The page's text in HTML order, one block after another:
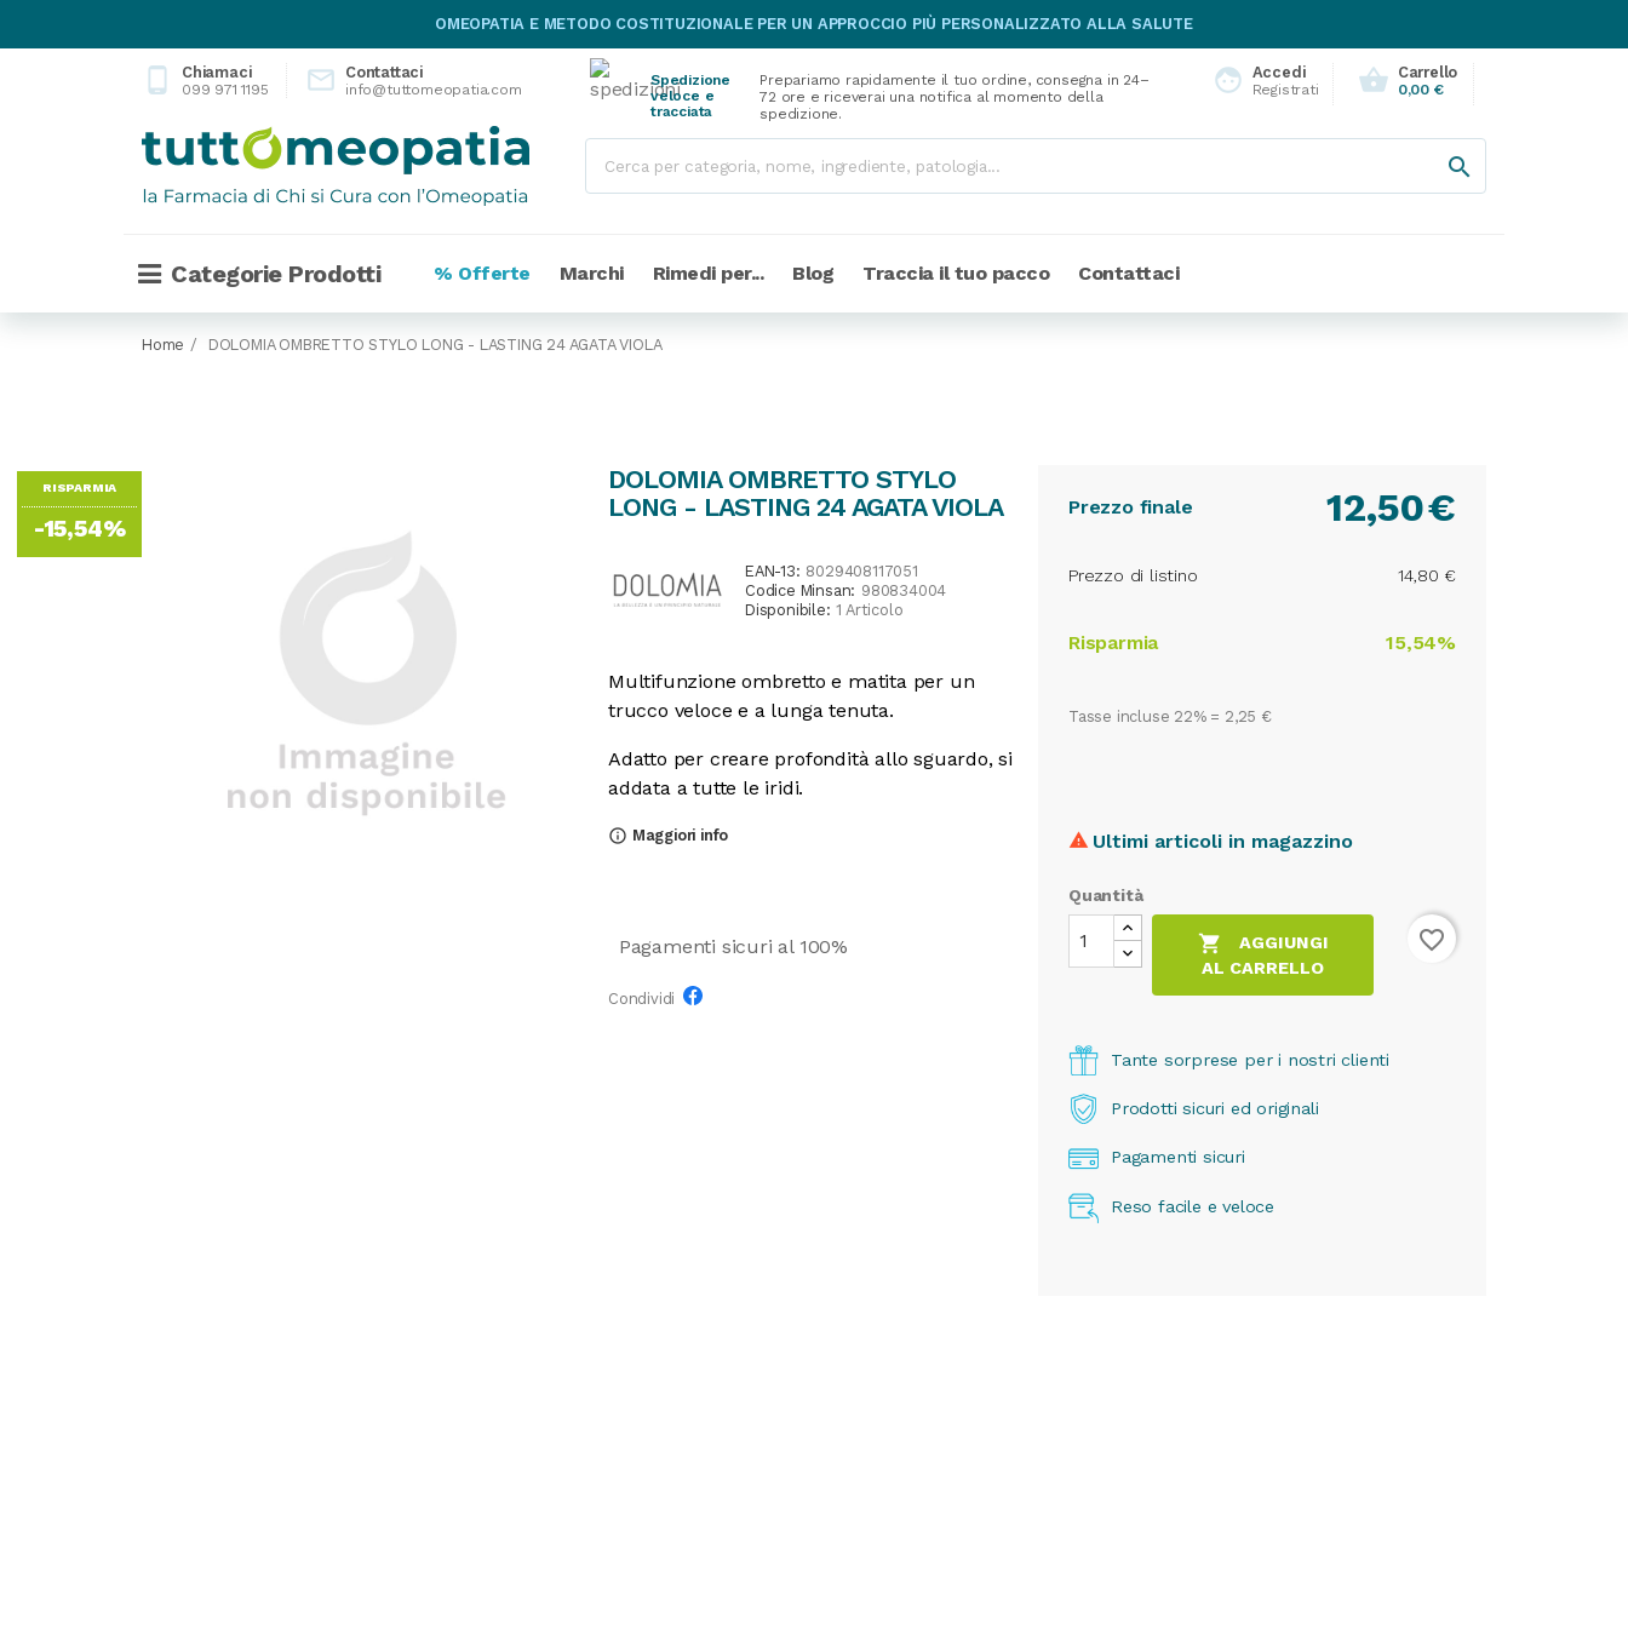
OMEOPATIA E METODO COSTITUZIONALE PER UN APPROCCIO PIÙ PERSONALIZZATO ALLA SALUTE
phone_android Chiamaci
099 971 1195  Contattaci
info@tuttomeopatia.com face Accedi
Registrati shopping_basket Carrello
0,00 €
Spedizione
veloce e
tracciata
Prepariamo rapidamente il tuo ordine, consegna in 24–
72 ore e riceverai una notifica al momento della
spedizione.

Categorie Prodotti % Offerte Marchi Rimedi per... Blog Traccia il tuo pacco Contattaci
Home DOLOMIA OMBRETTO STYLO LONG - LASTING 24 AGATA VIOLA
RISPARMIA
-15,54%
DOLOMIA OMBRETTO STYLO
LONG - LASTING 24 AGATA VIOLA
EAN-13: 8029408117051
Codice Minsan: 980834004
Disponibile: 1 Articolo
Multifunzione ombretto e matita per un
trucco veloce e a lunga tenuta.
Adatto per creare profondità allo sguardo, si
addata a tutte le iridi.​
info_outline Maggiori info
Pagamenti sicuri al 100%
Condividi
Prezzo finale €
12,50
Prezzo di listino 14,80 €
Risparmia 15,54%
Tasse incluse 22% = 2,25 €
 Ultimi articoli in magazzino
Quantità

AGGIUNGI
AL CARRELLO
favorite_border
Tante sorprese per i nostri clienti
Prodotti sicuri ed originali
Pagamenti sicuri
Reso facile e veloce